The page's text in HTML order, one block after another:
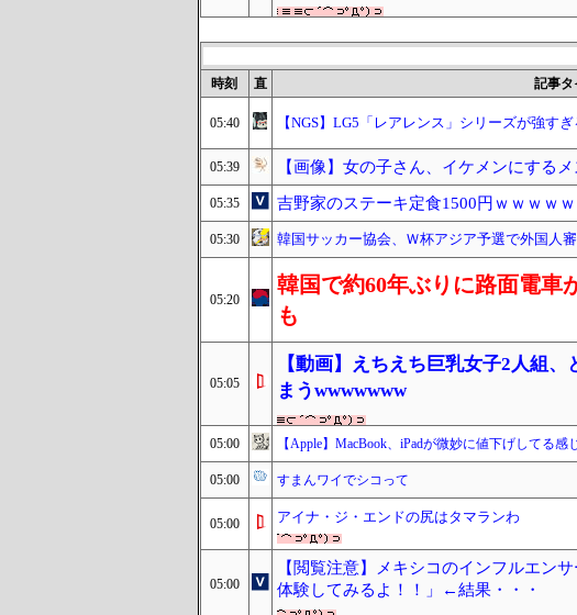
時刻
直 記事タ
05:40 【NGS】LG5「レアレンス」シリーズが強す
05:39 【画像】女の子さん、イケメンにする
05:35 吉野家のステーキ定食1500円ｗｗｗｗ
05:30 韓国サッカー協会、Ｗ杯アジア予選で外国人
05:20
韓国で約60年ぶりに路面電
も
05:05
【動画】えちえち巨乳女子2人組
まうwwwwwww
05:00 【Apple】MacBook、iPadが微妙に値下げしてる感
05:00 すまんワイでシコって
05:00 アイナ・ジ・エンドの尻はタマランわ
05:00
【閲覧注意】メキシコのインフルエン
体験してみるよ！！」←結果・・・